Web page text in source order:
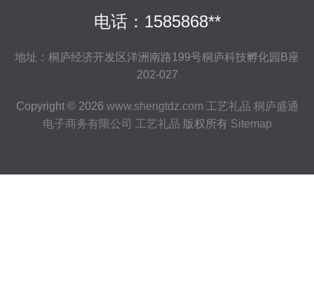
电话：1585868**
地址：桐庐经济开发区洋洲南路199号桐庐科技孵化园B座
202-027
Copyright © 2026 www.shengtdz.com 工艺礼品 桐庐盛通
电子商务有限公司 工艺礼品 版权所有 Sitemap